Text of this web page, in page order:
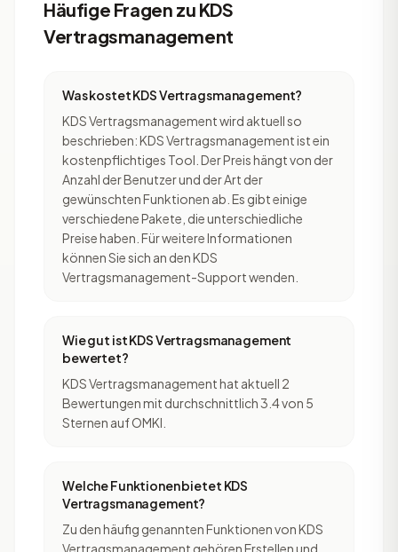
Häufige Fragen zu KDS
Vertragsmanagement
Was kostet KDS Vertragsmanagement?
KDS Vertragsmanagement wird aktuell so
beschrieben: KDS Vertragsmanagement ist ein
kostenpflichtiges Tool. Der Preis hängt von der
Anzahl der Benutzer und der Art der
gewünschten Funktionen ab. Es gibt einige
verschiedene Pakete, die unterschiedliche
Preise haben. Für weitere Informationen
können Sie sich an den KDS
Vertragsmanagement-Support wenden.
Wie gut ist KDS Vertragsmanagement
bewertet?
KDS Vertragsmanagement hat aktuell 2
Bewertungen mit durchschnittlich 3.4 von 5
Sternen auf OMKI.
Welche Funktionen bietet KDS
Vertragsmanagement?
Zu den häufig genannten Funktionen von KDS
Vertragsmanagement gehören Erstellen und